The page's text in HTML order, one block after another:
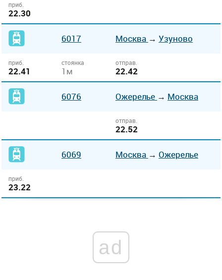
приб.
22.30
6017 Москва → Узуново
приб.
22.41
стоянка
1м
отправ.
22.42
6076 Ожерелье → Москва
отправ.
22.52
6069 Москва → Ожерелье
приб.
23.22
ad